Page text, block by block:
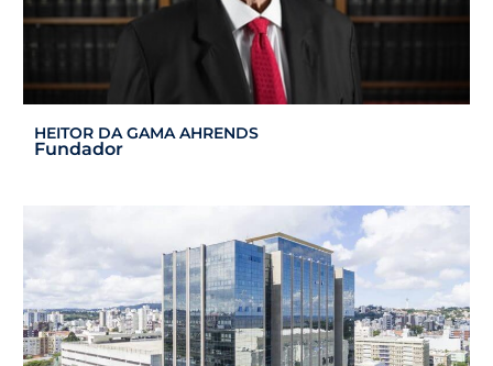
HEITOR DA GAMA AHRENDS
Fundador